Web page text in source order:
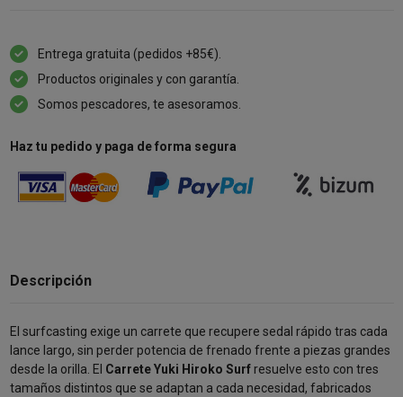
Entrega gratuita (pedidos +85€).
Productos originales y con garantía.
Somos pescadores, te asesoramos.
Haz tu pedido y paga de forma segura
Descripción
El surfcasting exige un carrete que recupere sedal rápido tras cada
lance largo, sin perder potencia de frenado frente a piezas grandes
desde la orilla. El Carrete Yuki Hiroko Surfresuelve esto con tres
tamaños distintos que se adaptan a cada necesidad, fabricados